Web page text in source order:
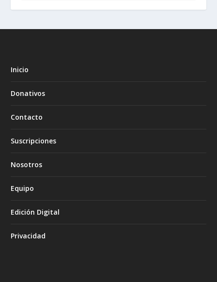
Inicio
Donativos
Contacto
Suscripciones
Nosotros
Equipo
Edición Digital
Privacidad